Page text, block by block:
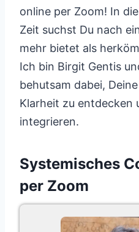
online per Zoom! In
Zeit suchst Du nach
mehr bietet als
Ich bin Birgit Gentis
behutsam dabei,
Klarheit zu entdecken
integrieren.
Systemisches
per Zoom